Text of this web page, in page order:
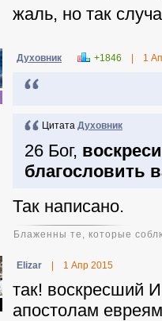
жаль, но так
Духовник +1846 1
Цитата Духовник
26 Бог,
благословить
Так написано.
Блаженны те, которые
Elizar 1 Апр 2015
так! воскресший
апостолам